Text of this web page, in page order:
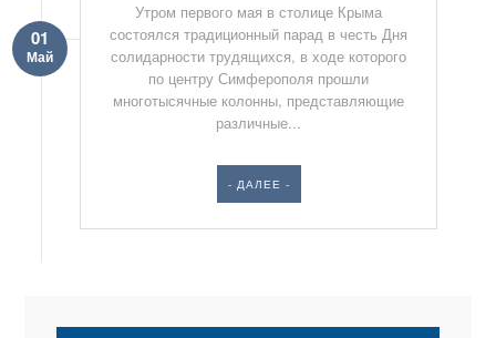
01
Май
Утром первого мая в столице Крыма
состоялся традиционный парад в честь Дня
солидарности трудящихся, в ходе которого
по центру Симферополя прошли
многотысячные колонны, представляющие
различные...
- ДАЛЕЕ -